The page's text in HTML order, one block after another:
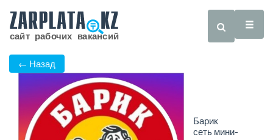
← Назад
Барик
сеть мини-